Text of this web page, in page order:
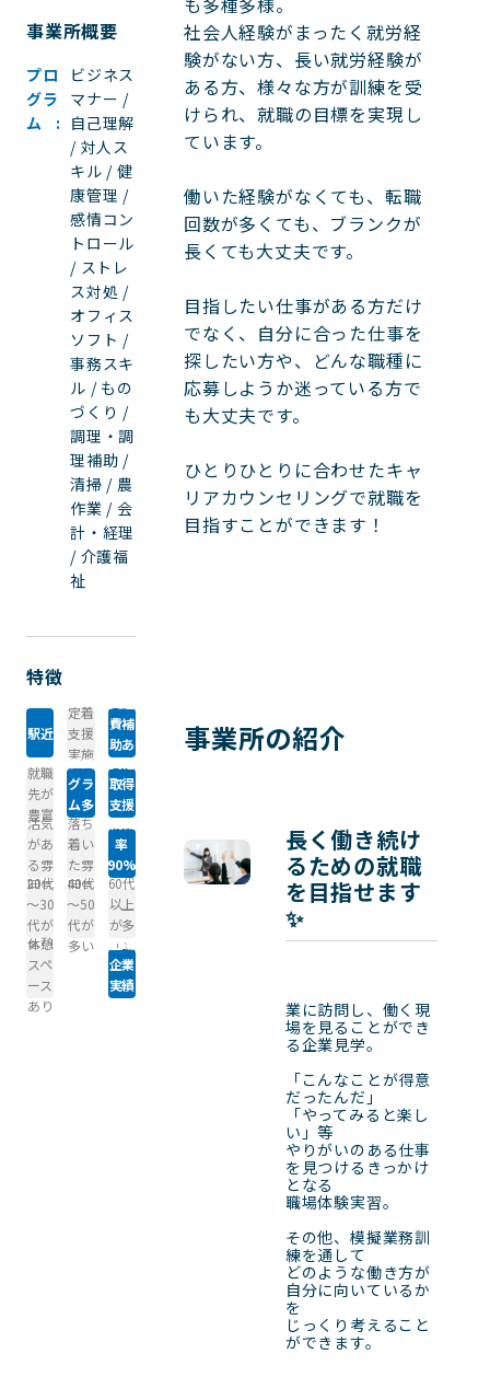
事業所概要
プロ
グラ
ム
ビジネス
マナー /
自己理解
/ 対人ス
キル / 健
康管理 /
感情コン
トロール
/ ストレ
ス対処 /
オフィス
ソフト /
事務スキ
ル / もの
づくり /
調理・調
理補助 /
清掃 / 農
作業 / 会
計・経理
/ 介護福
祉
特徴
駅近
定着
支援
実施
費補
助あ
り
就職
先が
豊富
プロ
グラ
ム多
数
資格
取得
支援
あり
活気
があ
る雰
囲気
落ち
着い
た雰
囲気
就職
率
90%
以上
20代
～30
代が
多い
40代
～50
代が
多い
60代
以上
が多
い
休憩
スペ
ース
あり
上場
企業
実績
社会人経験がまったく就労経
験がない方、長い就労経験が
ある方、様々な方が訓練を受
けられ、就職の目標を実現し
ています。
働いた経験がなくても、転職
回数が多くても、ブランクが
長くても大丈夫です。
目指したい仕事がある方だけ
でなく、自分に合った仕事を
探したい方や、どんな職種に
応募しようか迷っている方で
も大丈夫です。
ひとりひとりに合わせたキャ
リアカウンセリングで就職を
目指すことができます！
事業所の紹介
長く働き続け
るための就職
を目指せます
✨
業に訪問し、働く現
場を見ることができ
る企業見学。
「こんなことが得意
だったんだ」
「やってみると楽し
い」等
やりがいのある仕事
を見つけるきっかけ
となる
職場体験実習。
その他、模擬業務訓
練を通して
どのような働き方が
自分に向いているか
を
じっくり考えること
ができます。